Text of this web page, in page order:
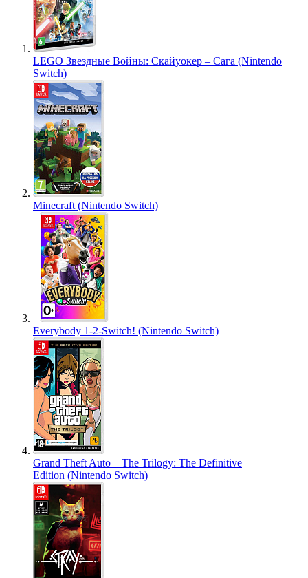
LEGO Звездные Войны: Скайуокер – Сага (Nintendo
Switch)
Minecraft (Nintendo Switch)
Everybody 1-2-Switch! (Nintendo Switch)
Grand Theft Auto – The Trilogy: The Definitive
Edition (Nintendo Switch)